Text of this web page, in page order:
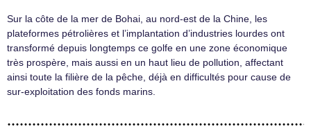
Sur la côte de la mer de Bohai, au nord-est de la Chine, les
plateformes pétrolières et l’implantation d’industries lourdes ont
transformé depuis longtemps ce golfe en une zone économique
très prospère, mais aussi en un haut lieu de pollution, affectant
ainsi toute la filière de la pêche, déjà en difficultés pour cause de
sur-exploitation des fonds marins.